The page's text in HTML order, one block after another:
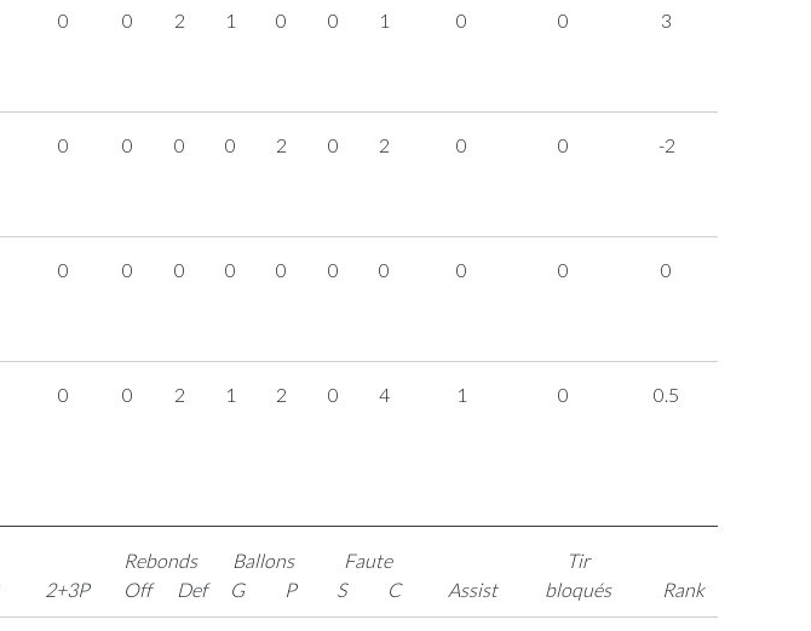
0 0 2 1 0 0 1 0 0 3
0 0 0 0 2 0 2 0 0 -2
0 0 0 0 0 0 0 0 0 0
0 0 2 1 2 0 4 1 0 0.5
2+3P
Rebonds
Off
Def
Ballons
G
P
Faute
S
C Assist
Tir
bloqués
Rank